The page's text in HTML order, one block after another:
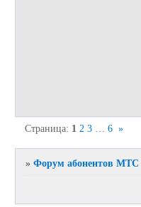
Страница: 1 2 3 6 »
»Форум абонентов МТС